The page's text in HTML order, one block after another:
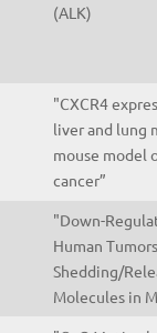
(ALK)
"CXCR4
liver and lung
mouse model
cancer”
"Down-
Human
Shedding/
Molecules in